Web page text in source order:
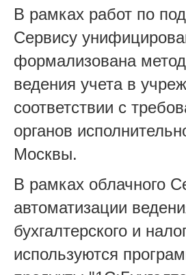
В рамках работ по
Сервису
формализована
ведения учета в
соответствии с
органов
Москвы.
В рамках облачного
автоматизации
бухгалтерского и
используются